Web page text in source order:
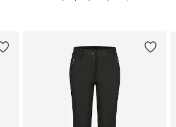
Dostupne veličine: L